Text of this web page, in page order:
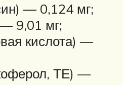
— 0,124 мг;
9,01 мг;
кислота) —
ТЕ) —